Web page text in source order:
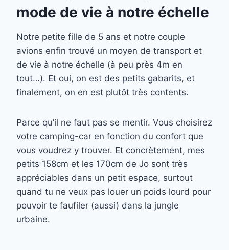
mode de vie à notre échelle
Notre petite fille de 5 ans et notre couple
avions enfin trouvé un moyen de transport et
de vie à notre échelle (à peu près 4m en
tout…). Et oui, on est des petits gabarits, et
finalement, on en est plutôt très contents.
Parce qu’il ne faut pas se mentir. Vous choisirez
votre camping-car en fonction du confort que
vous voudrez y trouver. Et concrètement, mes
petits 158cm et les 170cm de Jo sont très
appréciables dans un petit espace, surtout
quand tu ne veux pas louer un poids lourd pour
pouvoir te faufiler (aussi) dans la jungle
urbaine.